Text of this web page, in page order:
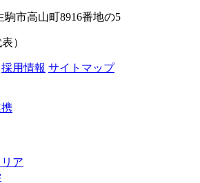
市高山町8916番地の5
）
採用情報 サイトマップ
ア